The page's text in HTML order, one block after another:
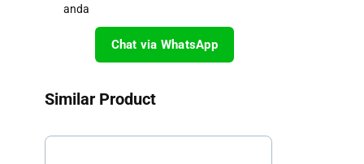
anda​
Chat via WhatsApp
Similar Product